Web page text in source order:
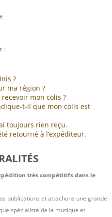
:
?
ma région ?
mon colis ?
t-il que mon colis est
toujours rien reçu.
retourné à l’expéditeur.
très compétitifs dans le
publications et attachons une grande
spécialiste de la musique et